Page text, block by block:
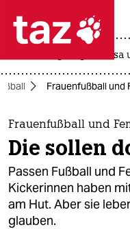
 taz
themen
politik
öko
gesellschaft
Frauenfußball und
Frauenfußball und
Die sollen
Passen Fußball und
Kickerinnen haben
am Hut. Aber sie
glauben.